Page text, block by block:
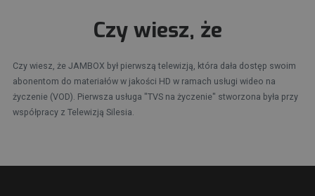
Czy wiesz, że
Czy wiesz, że JAMBOX był pierwszą telewizją, która dała dostęp swoim
abonentom do materiałów w jakości HD w ramach usługi wideo na
życzenie (VOD). Pierwsza usługa "TVS na życzenie" stworzona była przy
współpracy z Telewizją Silesia.